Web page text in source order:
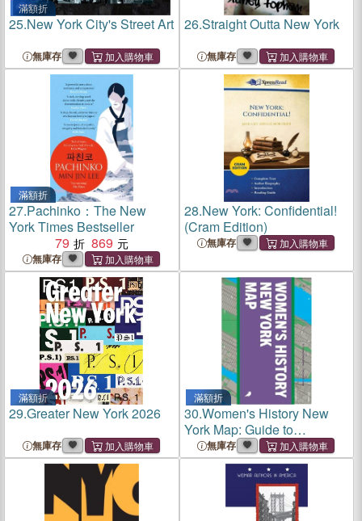
滿額折
25.New York City's Street Art
無庫存
26.Straight Outta New York
無庫存
滿額折
27.Pachinko：The New
York Times Bestseller
79
869
無庫存
28.New York: Confidential!
(Cram Edition)
無庫存
滿額折
29.Greater New York 2026
無庫存
滿額折
30.Women's History New
York Map: Guide to
Women's Historical
Landmarks in New York City
無庫存